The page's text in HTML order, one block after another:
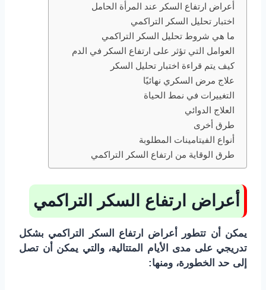
أعراض ارتفاع السكر عند المرأة الحامل
اختبار تحليل السكر التراكمي
ما هي شروط تحليل السكر التراكمي
العوامل التي تؤثر على ارتفاع السكر في الدم
كيف يتم قراءة اختبار تحليل السكر
علاج مرض السكري نهائيًا
التغييرات في نمط الحياة
العلاج الدوائي
طرق أخرى
أنواع الفيتامينات المطلوبة
طرق الوقاية من ارتفاع السكر التراكمي
أعراض ارتفاع السكر التراكمي
يمكن أن تتطور أعراض ارتفاع السكر التراكمي بشكل
تدريجي على مدى الأيام المتتالية، والتي يمكن أن تصل
إلى حد الخطورة، ومنها: